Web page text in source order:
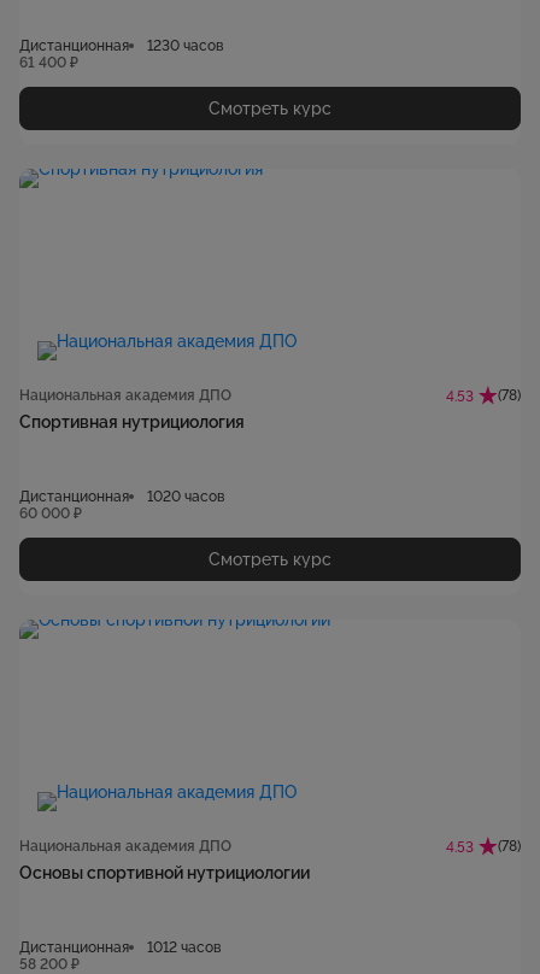
Дистанционная
1230 часов
61 400 ₽
Смотреть курс
Национальная академия ДПО 4.53 (78)
Спортивная нутрициология
Дистанционная
1020 часов
60 000 ₽
Смотреть курс
Национальная академия ДПО 4.53 (78)
Основы спортивной нутрициологии
Дистанционная
1012 часов
58 200 ₽